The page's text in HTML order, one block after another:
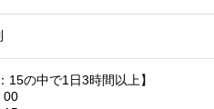
15の中で1日3時間以上】
00